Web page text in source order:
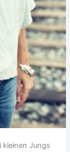
kleinen Jungs